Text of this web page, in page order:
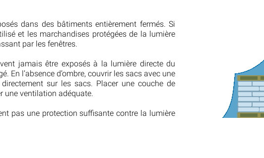
dans des bâtiments entièrement fermés. Si
et les marchandises protégées de la lumière
par les fenêtres.
jamais être exposés à la lumière directe du
En l’absence d’ombre, couvrir les sacs avec une
sur les sacs. Placer une couche de
une ventilation adéquate.
pas une protection suffisante contre la lumière